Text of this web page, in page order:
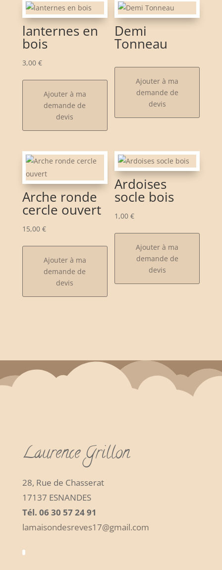
lanternes en
bois
3,00 €
Ajouter à ma
demande de
devis
Demi
Tonneau
Ajouter à ma
demande de
devis
Arche ronde
cercle ouvert
15,00 €
Ajouter à ma
demande de
devis
Ardoises
socle bois
1,00€
Ajouter à ma
demande de
devis
Laurence Grillon
28, Rue de Chasserat
17137 ESNANDES
Tél. 06 30 57 24 91
lamaisondesreves17@gmail.com